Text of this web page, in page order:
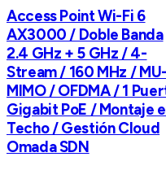
Access Point Wi-Fi 6
AX3000 / Doble Banda
2.4 GHz + 5 GHz / 4-
Stream / 160 MHz / MU-
MIMO / OFDMA / 1
Gigabit PoE / Montaje
Techo / Gestión Cloud
Omada SDN